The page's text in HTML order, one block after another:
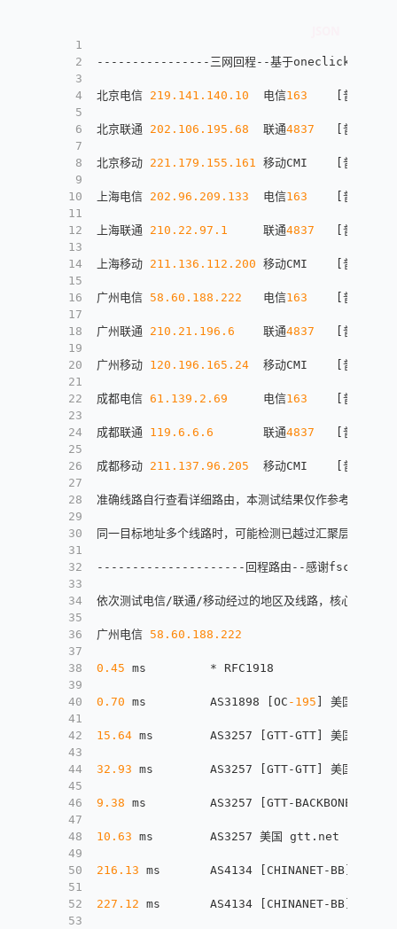
1
2
3
4
5
6
7
8
9
10
11
12
13
14
15
16
17
18
19
20
21
22
23
24
25
26
27
28
29
30
31
32
33
34
35
36
37
38
39
40
41
42
43
44
45
46
47
48
49
50
51
52
53
----------------三网回程--基于oneclickvirt/
北京电信 219.141 .140 .10
  电信
163 [普通线路
北京联通 202.106 .195 .68
  联通
4837 [普通线路
北京移动 221.179 .155 .161 移动CMI [普通线路
上海电信 202.96 .209 .133
  电信
163 [普通线路
上海联通 210.22 .97 .1
     联通
4837 [普通线路
上海移动 211.136 .112 .200 移动CMI [普通线路
广州电信 58.60 .188 .222
   电信
163 [普通线路
广州联通 210.21 .196 .6
    联通
4837 [普通线路
广州移动 120.196 .165 .24
  移动CMI
[普通线路
成都电信 61.139 .2 .69
     电信
163 [普通线路
成都联通 119.6 .6 .6
       联通
4837 [普通线路
成都移动 211.137 .96 .205
  移动CMI
[普通线路
准确线路自行查看详细路由，本测试结果仅作参考
同一目标地址多个线路时，可能检测已越过汇聚层，除了
---------------------回程路由--感谢
依次测试电信/联通/移动经过的地区及线路，核心程序
广州电信 58.60 .188 .222
0.45 ms         * RFC1918
0.70 ms         AS31898 [OC -195 美国
15.64 ms        AS3257 [GTT-GTT 美国 亚利
32.93 ms        AS3257 [GTT-GTT 美国 亚利
9.38 ms         AS3257 [GTT-BACKBONE
10.63 ms        AS3257 美国 gtt.net
216.13 ms       AS4134 CHINANET-BB
227.12 ms       AS4134 CHINANET-BB